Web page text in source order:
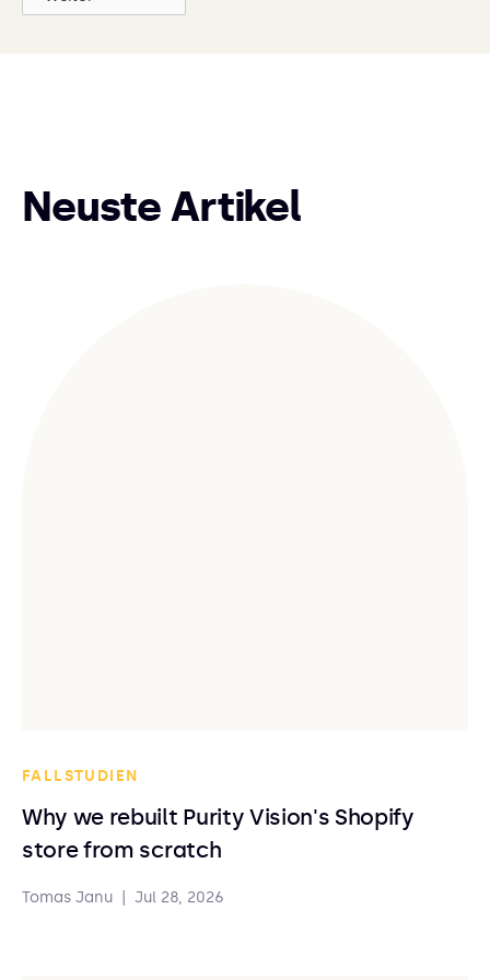
Neuste Artikel
FALLSTUDIEN
Why we rebuilt Purity Vision's Shopify
store from scratch
Tomas Janu Jul 28, 2026